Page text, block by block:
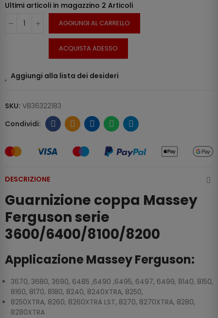
Ultimi articoli in magazzino 2 Articoli
AGGIUNGI AL CARRELLO
ACQUISTA ADESSO
Aggiungi alla lista dei desideri
SKU: V836322183
DESCRIZIONE
Guarnizione coppa Massey
Ferguson serie
3600/6400/8100/8200
Applicazione Massey Ferguson:
3670, 3680, 3690, 6485 ,6490 ,6495, 6497, 6499, 8140, 8150,
8160, 8170, 8180, 8240, 8240XTRA, 8250,
8250XTRA, 8260, 8260XTRA LST, 8270, 8270XTRA, 8280,
8280XTRA